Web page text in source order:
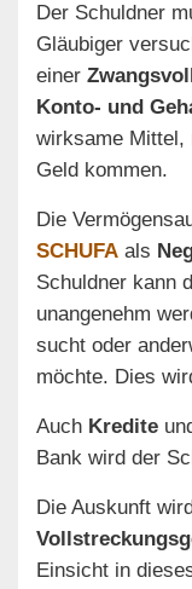
Der Schuldner
Gläubiger
einer
Konto- und
wirksame Mittel,
Geld kommen.
Die
SCHUFA als
Schuldner kann
unangenehm
sucht oder
möchte. Dies
Auch Kredite
Bank wird der
Die Auskunft wird
Einsicht in